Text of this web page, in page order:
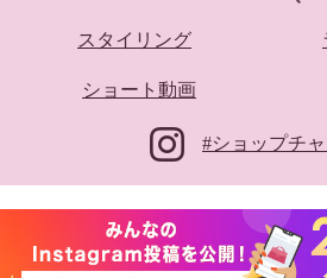
スタイリング
ショート動画
#ショップチ